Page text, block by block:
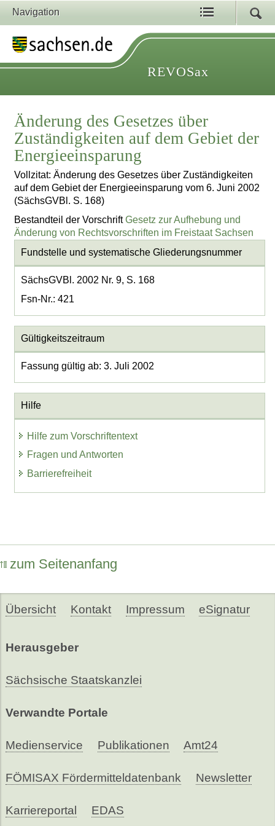
Navigation
REVOSax
Änderung des Gesetzes über
Zuständigkeiten auf dem Gebiet der
Energieeinsparung
Vollzitat: Änderung des Gesetzes über Zuständigkeiten
auf dem Gebiet der Energieeinsparung vom 6. Juni 2002
(SächsGVBl. S. 168)
Bestandteil der VorschriftGesetz zur Aufhebung und
Änderung von Rechtsvorschriften im Freistaat Sachsen
Fundstelle und systematische Gliederungsnummer
SächsGVBl. 2002 Nr. 9, S. 168
Fsn-Nr.: 421
Gültigkeitszeitraum
Fassung gültig ab: 3. Juli 2002
Hilfe
Hilfe zum Vorschriftentext
Fragen und Antworten
Barrierefreiheit
zum Seitenanfang
Übersicht Kontakt Impressum eSignatur
Herausgeber
Sächsische Staatskanzlei
Verwandte Portale
Medienservice Publikationen Amt24
FÖMISAX Fördermitteldatenbank Newsletter
Karriereportal EDAS